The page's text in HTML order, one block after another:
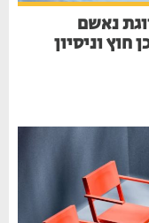
נאשם
וניסיון